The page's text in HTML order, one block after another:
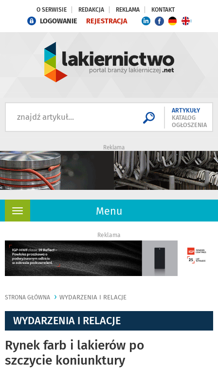
O SERWISIE REDAKCJA REKLAMA KONTAKT
LOGOWANIE REJESTRACJA
ARTYKUŁY
KATALOG
OGŁOSZENIA
Reklama
Menu
Rozwiń
Reklama
STRONA GŁÓWNA WYDARZENIA I RELACJE
WYDARZENIA I RELACJE
Rynek farb i lakierów po
szczycie koniunktury